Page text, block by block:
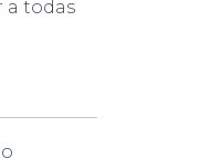
a todas